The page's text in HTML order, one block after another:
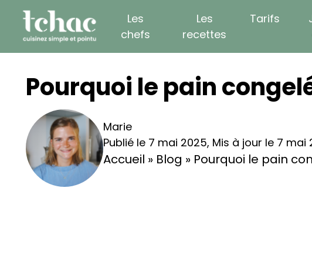
content
Les
chefs
Les
recettes
Tarifs
Pourquoi le pain
Marie
Publié le 7 mai 2025, Mis à jour le 7 mai
Accueil » Blog » Pourquoi le pain